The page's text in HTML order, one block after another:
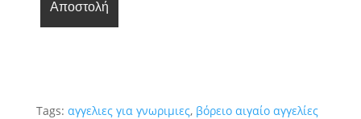
Tags: αγγελιες για γνωριμιες, βόρειο αιγαίο αγγελίες